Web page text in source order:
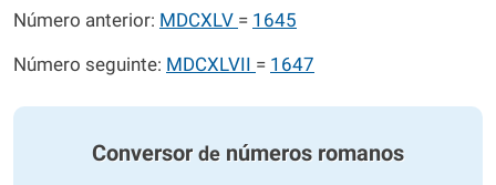
Número anterior: MDCXLV = 1645
Número seguinte: MDCXLVII = 1647
Conversor de números romanos